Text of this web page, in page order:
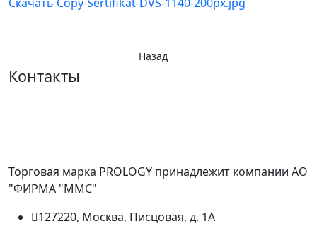
Назад
Контакты
Торговая марка PROLOGY принадлежит компании АО
"ФИРМА "ММС"
127220, Москва, Писцовая, д. 1А